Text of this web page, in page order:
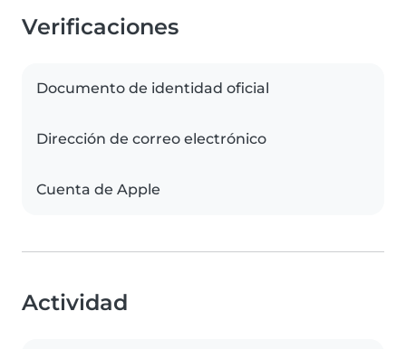
Verificaciones
Documento de identidad oficial
Dirección de correo electrónico
Cuenta de Apple
Actividad